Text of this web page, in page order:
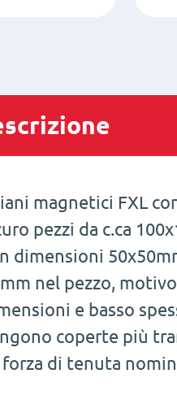
magnetici FXL
pezzi da c.ca
dimensioni
nel pezzo,
e basso
coperte più
forza di tenuta